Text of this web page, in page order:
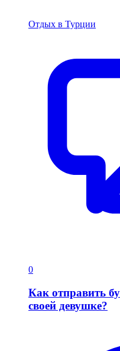
Отдых в Турции
0
Как отправить
своей девушке?